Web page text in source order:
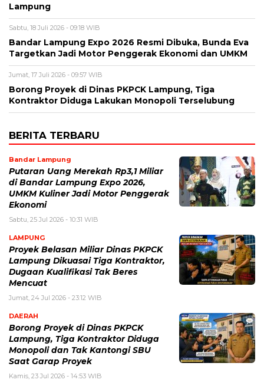
Lampung
Sabtu, 18 Juli 2026 - 09:18 WIB
Bandar Lampung Expo 2026 Resmi Dibuka, Bunda Eva
Targetkan Jadi Motor Penggerak Ekonomi dan UMKM
Jumat, 17 Juli 2026 - 09:57 WIB
Borong Proyek di Dinas PKPCK Lampung, Tiga
Kontraktor Diduga Lakukan Monopoli Terselubung
BERITA TERBARU
Bandar Lampung
Putaran Uang Merekah Rp3,1 Miliar
di Bandar Lampung Expo 2026,
UMKM Kuliner Jadi Motor Penggerak
Ekonomi
Sabtu, 25 Jul 2026 - 10:31 WIB
LAMPUNG
Proyek Belasan Miliar Dinas PKPCK
Lampung Dikuasai Tiga Kontraktor,
Dugaan Kualifikasi Tak Beres
Mencuat
Jumat, 24 Jul 2026 - 23:12 WIB
DAERAH
Borong Proyek di Dinas PKPCK
Lampung, Tiga Kontraktor Diduga
Monopoli dan Tak Kantongi SBU
Saat Garap Proyek
Kamis, 23 Jul 2026 - 14:53 WIB